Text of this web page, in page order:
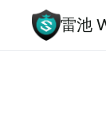
雷池